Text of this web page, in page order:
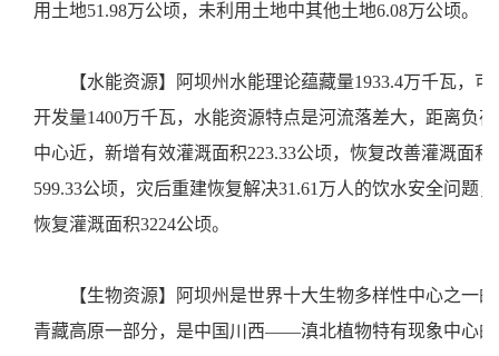
用土地51.98万公顷，未利用土地中其他土地6.08万公顷。
【水能资源】阿坝州水能理论蕴藏量1933.4万千瓦，可
开发量1400万千瓦，水能资源特点是河流落差大，距离负荷
中心近，新增有效灌溉面积223.33公顷，恢复改善灌溉面积
599.33公顷，灾后重建恢复解决31.61万人的饮水安全问题，
恢复灌溉面积3224公顷。
【生物资源】阿坝州是世界十大生物多样性中心之一的
青藏高原一部分，是中国川西——滇北植物特有现象中心的